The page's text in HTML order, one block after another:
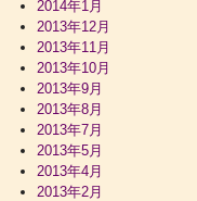
2014年1月
2013年12月
2013年11月
2013年10月
2013年9月
2013年8月
2013年7月
2013年5月
2013年4月
2013年2月